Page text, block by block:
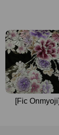
[Fic Onmyoji]